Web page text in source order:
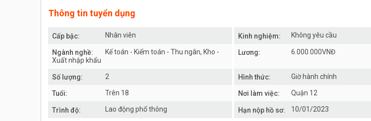
Thông tin tuyển dụng
Cấp bậc: Nhân viên Kinh nghiệm: Không yêu cầu
Ngành nghề:
Kế toán - Kiểm toán - Thu ngân, Kho -
Xuất nhập khẩu
Lương: 6.000.000VNĐ
Số lượng: 2 Hình thức: Giờ hành chính
Tuổi: Trên 18 Nơi làm việc: Quận 12
Trình độ: Lao động phổ thông Hạn nộp hồ sơ: 10/01/2023